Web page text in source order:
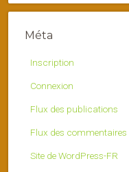
Méta
Inscription
Connexion
Flux des publications
Flux des commentaires
Site de WordPress-FR